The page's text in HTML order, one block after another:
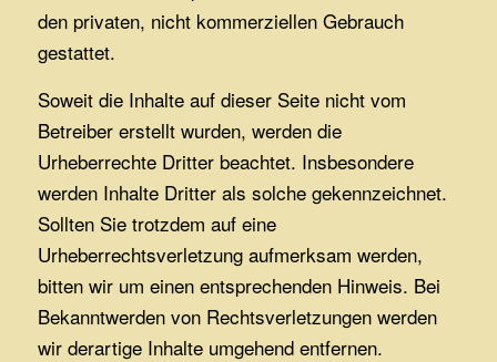
den privaten, nicht kommerziellen Gebrauch
gestattet.
Soweit die Inhalte auf dieser Seite nicht vom
Betreiber erstellt wurden, werden die
Urheberrechte Dritter beachtet. Insbesondere
werden Inhalte Dritter als solche gekennzeichnet.
Sollten Sie trotzdem auf eine
Urheberrechtsverletzung aufmerksam werden,
bitten wir um einen entsprechenden Hinweis. Bei
Bekanntwerden von Rechtsverletzungen werden
wir derartige Inhalte umgehend entfernen.